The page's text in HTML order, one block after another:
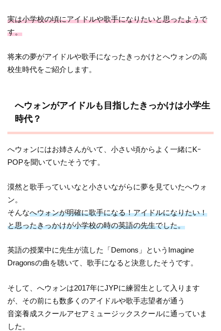
実は小学校の頃にアイドルや歌手になりたいと思ったようで
す。
将来の夢がアイドルや歌手になったきっかけとへウォンの高
校生時代をご紹介します。
へウォンがアイドルも目指したきっかけは小学生
時代？
へウォンにはお姉さんがいて、小さい頃からよく一緒にKｰ
POPを聞いていたそうです。
漠然と歌手っていいなと小さいながらに夢を見ていたへウォ
ン。
そんなへウォンが明確に歌手になる！アイドルになりたい！
と思ったきっかけが小学校の時の英語の先生でした。
英語の授業中に先生が流した「Demons」というImagine
Dragonsの曲を聴いて、歌手になると決意したそうです。
そして、へウォンは2017年にJYPに練習生として入ります
が、その前にも数多くのアイドルや歌手志望者が通う
音楽養成スクールアセアミュージックスクールに通っていま
した。